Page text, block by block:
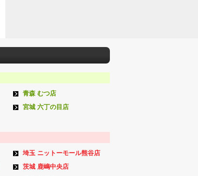
青森 むつ店
宮城 六丁の目店
埼玉 ニットーモール熊谷店
茨城 鹿嶋中央店